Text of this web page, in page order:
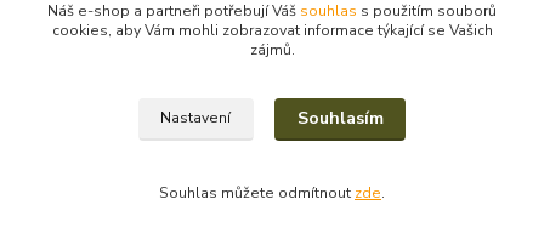
filcshop@seznam.cz
2023/2025© Eva Nevrlá
Náš e-shop a partneři potřebují Váš souhlas s použitím souborů
cookies, aby Vám mohli zobrazovat informace týkající se Vašich
zájmů.
Nastavení Souhlasím
Souhlas můžete odmítnout zde.